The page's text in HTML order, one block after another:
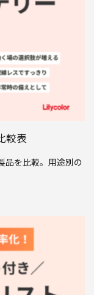
較表
品を比較。用途別の